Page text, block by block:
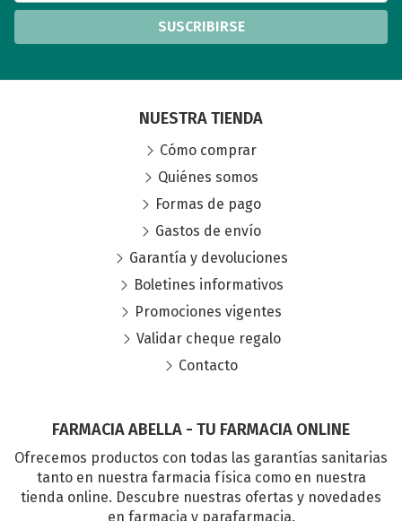
SUSCRIBIRSE
FARMACIA ABELLA - TU FARMACIA ONLINE
Ofrecemos productos con todas las garantías sanitarias
tanto en nuestra farmacia física como en nuestra
tienda online. Descubre nuestras ofertas y novedades
en farmacia y parafarmacia.
NUESTRA TIENDA
Cómo comprar
Quiénes somos
Formas de pago
Gastos de envío
Garantía y devoluciones
Boletines informativos
Promociones vigentes
Validar cheque regalo
Contacto